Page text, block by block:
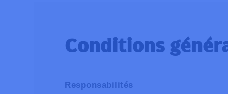
Conditions
Responsabilités